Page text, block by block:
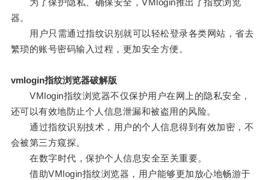
为了保护隐私、确保安全，VMlogin推出了指纹浏览
器。
用户只需通过指纹识别就可以轻松登录各类网站，省去
繁琐的账号密码输入过程，更加安全方便。
vmlogin指纹浏览器破解版
VMlogin指纹浏览器不仅保护用户在网上的隐私安全，
还可以有效地防止个人信息泄漏和被盗用的风险。
通过指纹识别技术，用户的个人信息得到有效加密，不
会被第三方窥探。
在数字时代，保护个人信息安全至关重要。
借助VMlogin指纹浏览器，用户能够更加放心地畅游于